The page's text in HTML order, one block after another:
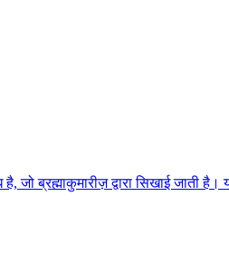
जो ब्रह्माकुमारीज़ द्वारा सिखाई